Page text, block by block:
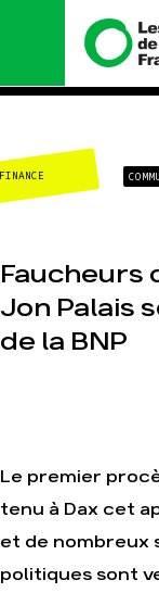
Nous
Histoire
Valeurs
Équipes et
Le réseau
Agir
CLIMAT-ÉNERGIE
Faucheurs
Jon Palais
de la BNP
Le premier
tenu à Dax cet
et de nombreux
politiques sont